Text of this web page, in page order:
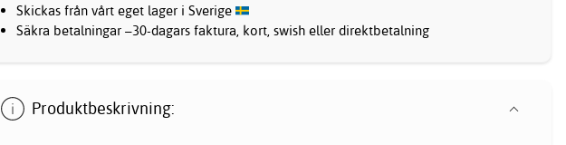
Skickas från vårt eget lager i Sverige
Säkra betalningar –30-dagars faktura, kort, swish eller direktbetalning
Produktbeskrivning: